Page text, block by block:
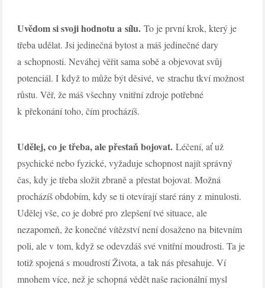
Uvědom si svoji hodnotu a sílu.To je první krok, který je
třeba udělat. Jsi jedinečná bytost a máš jedinečné dary
a schopnosti. Neváhej věřit sama sobě a objevovat svůj
potenciál. I když to může být děsivé, ve strachu tkví možnost
růstu. Věř, že máš všechny vnitřní zdroje potřebné
k překonání toho, čím procházíš.
Udělej, co je třeba, ale přestaň bojovat.Léčení, ať už
psychické nebo fyzické, vyžaduje schopnost najít správný
čas, kdy je třeba složit zbraně a přestat bojovat. Možná
procházíš obdobím, kdy se ti otevírají staré rány z minulosti.
Udělej vše, co je dobré pro zlepšení tvé situace, ale
nezapomeň, že konečné vítězství není dosaženo na bitevním
poli, ale v tom, když se odevzdáš své vnitřní moudrosti. Ta je
totiž spojená s moudrostí Života, a tak nás přesahuje. Ví
mnohem více, než je schopná vědět naše racionální mysl